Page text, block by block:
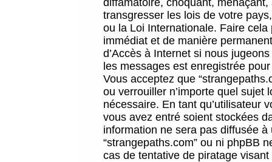
diffamatoire, choquant,
transgresser les lois de votre
ou la Loi Internationale. Faire
immédiat et de manière
d’Accès à Internet si nous
les messages est enregistrée
Vous acceptez que
ou verrouiller n’importe quel sujet
nécessaire. En tant qu’utilisateur
vous avez entré soient stockées
information ne sera pas diffusée
“strangepaths.com” ou ni phpBB
cas de tentative de piratage